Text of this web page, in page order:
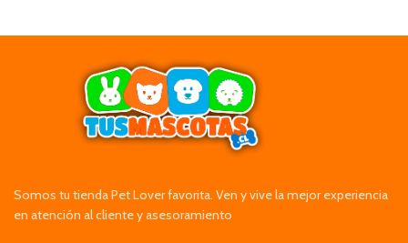
Somos tu tienda Pet Lover favorita. Ven y vive la mejor experiencia
en atención al cliente y asesoramiento